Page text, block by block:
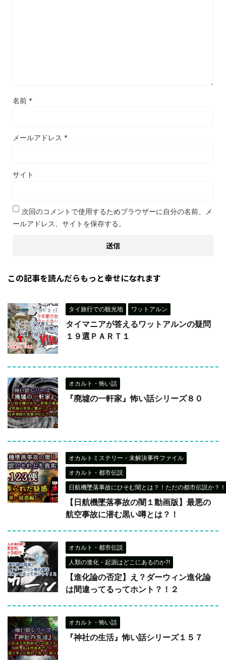
名前 *
メールアドレス *
サイト
次回のコメントで使用するためブラウザーに自分の名前、メ
ールアドレス、サイトを保存する。
この記事を読んだらもっと幸せになれます
タイ旅行での観光地 ワットアルン
タイマニアが答えるワットアルンの疑問
１９選ＰＡＲＴ１
オカルト・怖い話
『廃墟の一軒家』怖い話シリーズ８０
オカルトミステリー・未解決事件ファイル
オカルト・都市伝説
日航機墜落事故にひそむ闇とは？！ただの都市伝説か？
【日航機墜落事故の闇１動画版】最悪の
航空事故に潜む黒い噂とは？！
オカルト・都市伝説
人類の進化・起源はどこにあるのか?!
【進化論の否定】え？ダーウィン進化論
は間違ってるってホント？！２
オカルト・怖い話
『神社の生活』怖い話シリーズ１５７